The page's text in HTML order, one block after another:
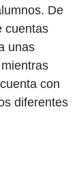
De
cuentas
unas
con
diferentes